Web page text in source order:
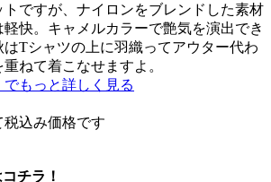
ですが、ナイロンをブレンドした素材
快。キャメルカラーで艶気を演出でき
はTシャツの上に羽織ってアウター代わ
ねて着こなせますよ。
もっと詳しく見る
込み価格です
チラ！